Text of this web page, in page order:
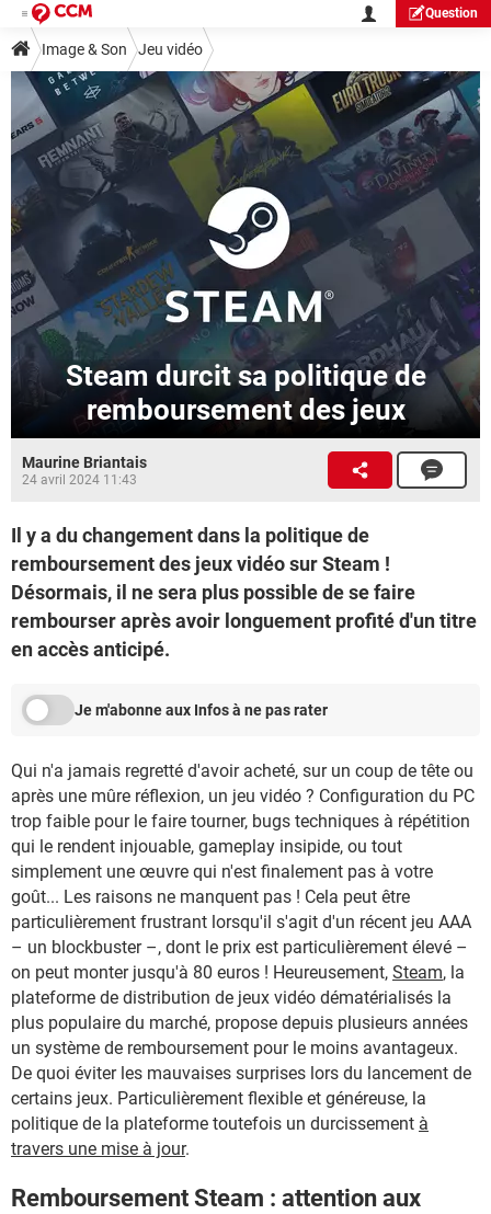
Question
Image & Son Jeu vidéo
Steam durcit sa politique de
remboursement des jeux
Maurine Briantais
24 avril 2024 11:43
Il y a du changement dans la politique de
remboursement des jeux vidéo sur Steam !
Désormais, il ne sera plus possible de se faire
rembourser après avoir longuement profité d'un titre
en accès anticipé.
Je m'abonne aux Infos à ne pas rater
Qui n'a jamais regretté d'avoir acheté, sur un coup de tête ou
après une mûre réflexion, un jeu vidéo ? Configuration du PC
trop faible pour le faire tourner, bugs techniques à répétition
qui le rendent injouable, gameplay insipide, ou tout
simplement une œuvre qui n'est finalement pas à votre
goût... Les raisons ne manquent pas ! Cela peut être
particulièrement frustrant lorsqu'il s'agit d'un récent jeu AAA
– un blockbuster –, dont le prix est particulièrement élevé –
on peut monter jusqu'à 80 euros ! Heureusement, Steam, la
plateforme de distribution de jeux vidéo dématérialisés la
plus populaire du marché, propose depuis plusieurs années
un système de remboursement pour le moins avantageux.
De quoi éviter les mauvaises surprises lors du lancement de
certains jeux. Particulièrement flexible et généreuse, la
politique de la plateforme toutefois un durcissement à
travers une mise à jour.
Remboursement Steam : attention aux